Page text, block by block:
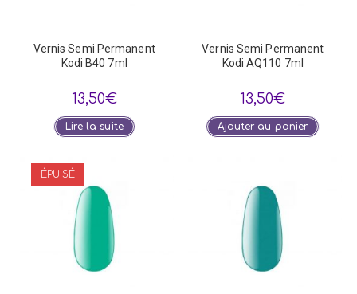
Vernis Semi Permanent
Kodi B40 7ml
13,50€
Lire la suite
Vernis Semi Permanent
Kodi AQ110 7ml
13,50€
Ajouter au panier
ÉPUISÉ